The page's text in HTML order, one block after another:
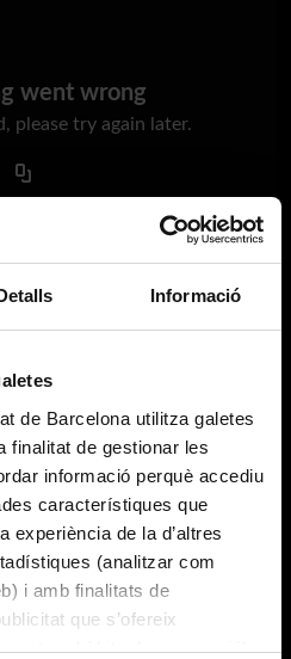
Informació
de Barcelona utilitza galetes
finalitat de gestionar les
informació perquè accediu
característiques que
experiència de la d’altres
(analitzar com
i amb finalitats de
que s’ofereix
vostres hàbits de navegació).
went wrong
please try again later.